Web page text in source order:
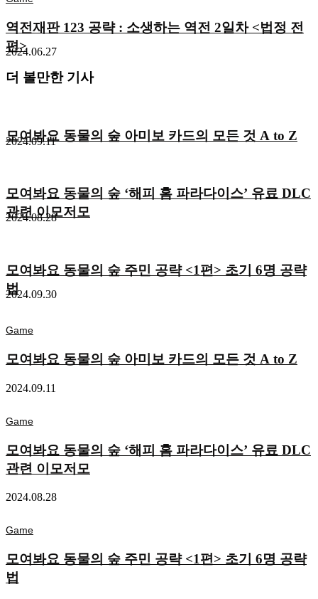
역전재판 123 공략 : 소생하는 역전 2일차 <법정 전
편>
2024.06.27
더 볼만한 기사
모여봐요 동물의 숲 아미보 카드의 모든 것 A to Z
2024.09.11
모여봐요 동물의 숲 ‘해피 홈 파라다이스’ 유료 DLC
관련 이모저모
2024.08.28
모여봐요 동물의 숲 주민 공략 <1편> 초기 6명 공략
법
2024.09.30
Game
모여봐요 동물의 숲 아미보 카드의 모든 것 A to Z
2024.09.11
Game
모여봐요 동물의 숲 ‘해피 홈 파라다이스’ 유료 DLC
관련 이모저모
2024.08.28
Game
모여봐요 동물의 숲 주민 공략 <1편> 초기 6명 공략
법